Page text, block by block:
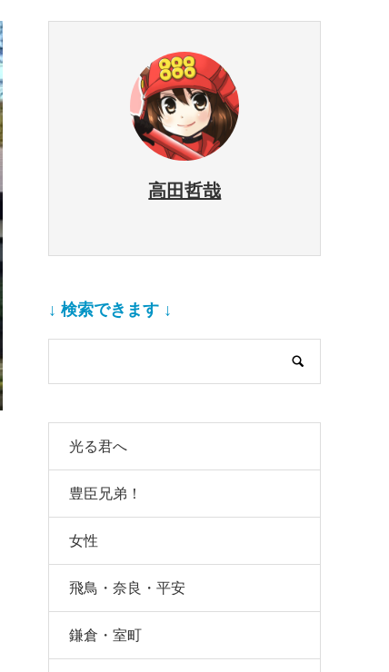
高田哲哉
↓ 検索できます ↓
光る君へ
豊臣兄弟！
女性
飛鳥・奈良・平安
鎌倉・室町